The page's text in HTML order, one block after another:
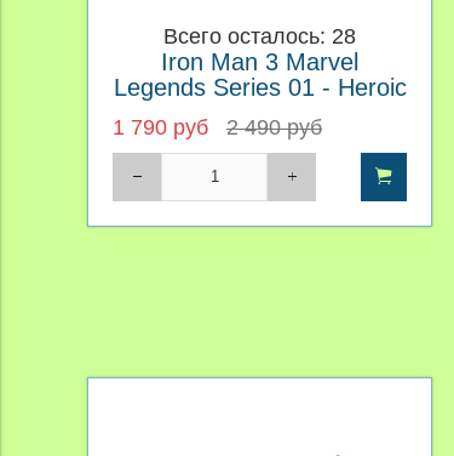
Всего осталось: 28
Iron Man 3 Marvel
Legends Series 01 - Heroic
Age Iron Man
1 790 руб 2 490 руб